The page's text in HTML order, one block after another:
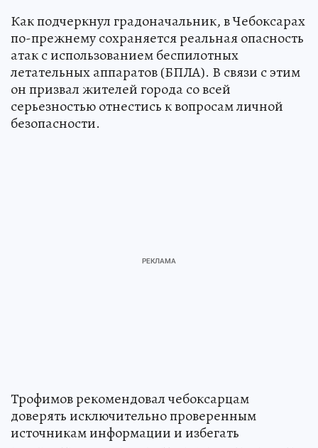
Как подчеркнул градоначальник, в Чебоксарах
по-прежнему сохраняется реальная опасность
атак с использованием беспилотных
летательных аппаратов (БПЛА). В связи с этим
он призвал жителей города со всей
серьезностью отнестись к вопросам личной
безопасности.
Трофимов рекомендовал чебоксарцам
доверять исключительно проверенным
источникам информации и избегать